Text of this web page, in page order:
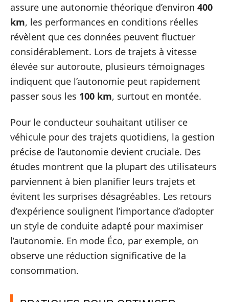
assure une autonomie théorique d’environ 400
km, les performances en conditions réelles
révèlent que ces données peuvent fluctuer
considérablement. Lors de trajets à vitesse
élevée sur autoroute, plusieurs témoignages
indiquent que l’autonomie peut rapidement
passer sous les 100 km, surtout en montée.
Pour le conducteur souhaitant utiliser ce
véhicule pour des trajets quotidiens, la gestion
précise de l’autonomie devient cruciale. Des
études montrent que la plupart des utilisateurs
parviennent à bien planifier leurs trajets et
évitent les surprises désagréables. Les retours
d’expérience soulignent l’importance d’adopter
un style de conduite adapté pour maximiser
l’autonomie. En mode Éco, par exemple, on
observe une réduction significative de la
consommation.